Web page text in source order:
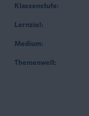
Klassenstufe:
Lernziel:
Medium:
Themenwelt: